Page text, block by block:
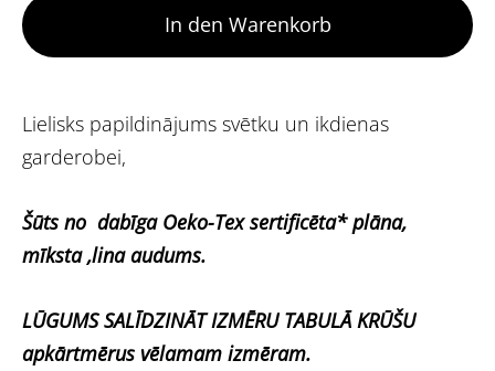
In den Warenkorb
Lielisks papildinājums svētku un ikdienas
garderobei,
Šūts no dabīga Oeko-Tex sertificēta* plāna,
mīksta ,lina audums.
LŪGUMS SALĪDZINĀT IZMĒRU TABULĀ KRŪŠU
apkārtmērus vēlamam izmēram.